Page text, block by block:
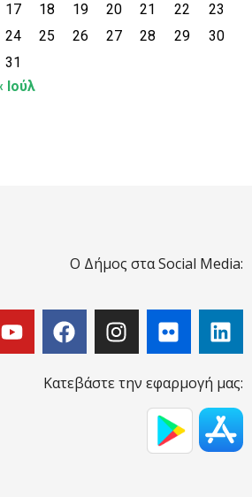
17
18 19 20 21 22
23
24
25 26 27 28 29
30
31
Ιούλ
Ο Δήμος στα Social Media:
Κατεβάστε την εφαρμογή μας: